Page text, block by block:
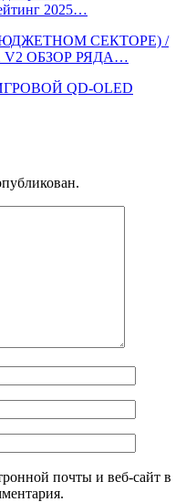
2025…
СЕКТОРЕ) /
V2 ОБЗОР РЯДА…
QD-OLED
почты и веб-сайт в